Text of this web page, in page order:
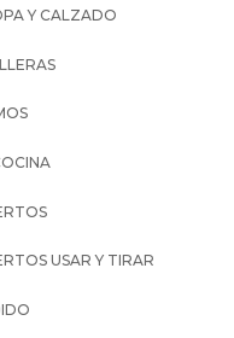
Y CALZADO
USAR Y TIRAR